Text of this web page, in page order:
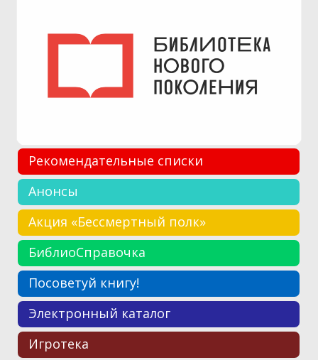
Рекомендательные списки
Анонсы
Акция «Бессмертный полк»
БиблиоСправочка
Посоветуй книгу!
Электронный каталог
Игротека